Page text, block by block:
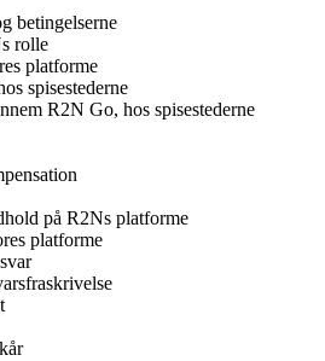
betingelserne
rolle
platforme
spisestederne
R2N Go, hos spisestederne
på R2Ns platforme
platforme